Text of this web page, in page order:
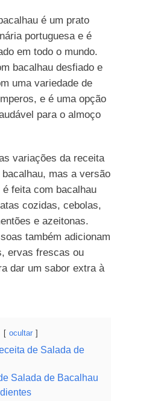
é um prato
portuguesa e é
em todo o mundo.
bacalhau desfiado e
uma variedade de
e é uma opção
para o almoço
variações da receita
mas a versão
feita com bacalhau
cozidas, cebolas,
e azeitonas.
também adicionam
ervas frescas ou
dar um sabor extra à
ocultar
de Salada de
Salada de Bacalhau